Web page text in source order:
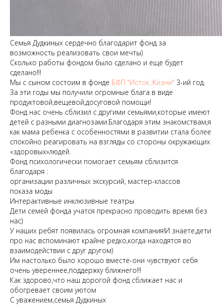
Семья Дудкиных сердечно благодарит фонд за
возможность реализовать свои мечты)
Сколько работы фондом было сделано и еще будет
сделано!!!
Мы с сыном состоим в фонде БФП "Исток Жизни" 3-ий год.
За эти годы мы получили огромные блага в виде
продуктовой,вещевой,досуговой помощи!
Фонд нас очень сблизил с другими семьями,которые имеют
детей с разными диагнозами.Благодаря этим знакомствам,я
как мама ребенка с особенностями в развитии стала более
спокойно реагировать на взгляды со стороны окружающих
«здоровых»людей.
Фонд психологически помогает семьям сблизится
благодаря :
организации различных экскурсий, мастер-классов
показа моды
Интерактивные инклюзивные театры
Дети семей фонда учатся прекрасно проводить время без
нас)
У наших ребят появилась огромная компания!И знаете,дети
про нас вспоминают крайне редко,когда находятся во
взаимодействии с друг другом)
Им настолько было хорошо вместе-они чувствуют себя
очень увереннее,поддержку ближнего!!!
Как здорово,что наш дорогой фонд сближает нас и
обогревает своим уютом
С уважением,семья Дудкиных